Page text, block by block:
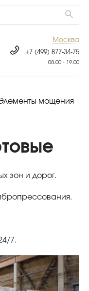
Москва
+7 (499) 877-34-75
08.00 - 19.00
мощения
зон и дорог.
7.